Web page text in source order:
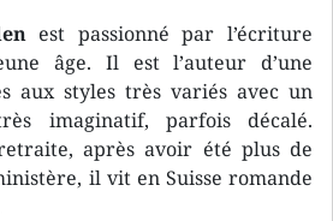
est passionné par l’écriture
âge. Il est l’auteur d’une
aux styles très variés avec un
imaginatif, parfois décalé.
après avoir été plus de
il vit en Suisse romande